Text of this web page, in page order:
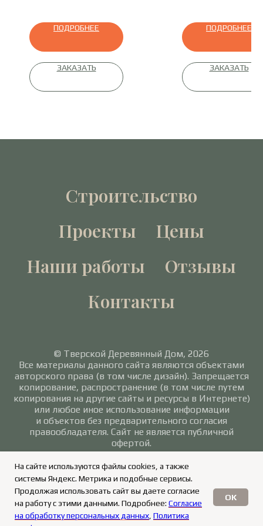
ЗАКАЗАТЬ
ПОДРОБНЕЕ
ЗАКАЗАТЬ
ПОДРОБНЕЕ
ЗАКАЗАТЬ
На сайте используются файлы cookies, а также
системы Яндекс. Метрика и подобные сервисы.
Продолжая использовать сайт вы даете согласие
на работу с этими данными. Подробнее: Согласие
на обработку персональных данных Политика
OK
Строительство
Проекты
Цены
Наши работы
Отзывы
Контакты
© Тверской Деревянный Дом, 2026
Все материалы данного сайта являются объектами
авторского права (в том числе дизайн). Запрещается
копирование, распространение (в том числе путем
копирования на другие сайты и ресурсы в Интернете)
или любое иное использование информации
и объектов без предварительного согласия
правообладателя. Сайт не является публичной
офертой.
Политика в отношении обработки персональных
данных/Согласие на обработку персональных
данных